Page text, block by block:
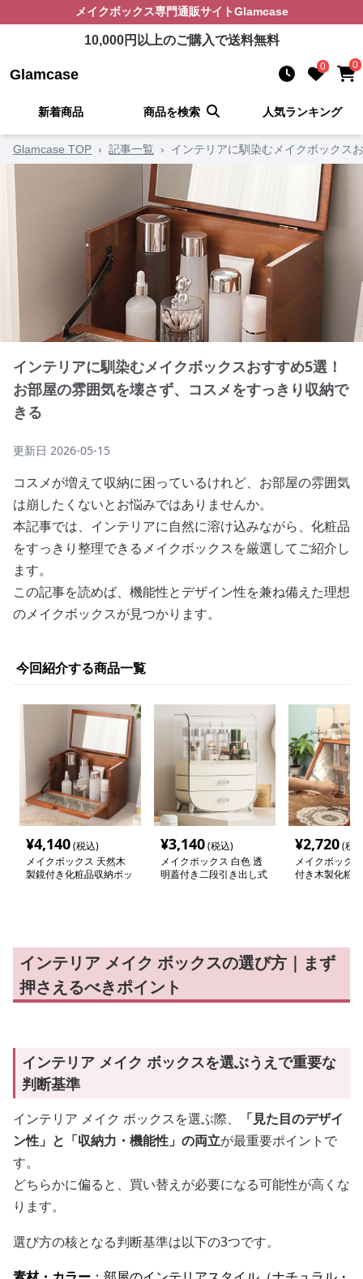
メイクボックス専門通販サイトGlamcase
10,000円以上のご購入で送料無料
Glamcase 0 0
新着商品 商品を検索 人気ランキング
Glamcase TOP › 記事一覧 › インテリアに馴染むメイクボックス
インテリアに馴染むメイクボックスおすすめ5選！
お部屋の雰囲気を壊さず、コスメをすっきり収納で
きる
更新日 2026-05-15
コスメが増えて収納に困っているけれど、お部屋の雰囲気
は崩したくないとお悩みではありませんか。
本記事では、インテリアに自然に溶け込みながら、化粧品
をすっきり整理できるメイクボックスを厳選してご紹介し
ます。
この記事を読めば、機能性とデザイン性を兼ね備えた理想
のメイクボックスが見つかります。
今回紹介する商品一覧
¥4,140(税込)
メイクボックス 天然木
製鏡付き化粧品収納ボッ
¥3,140(税込)
メイクボックス 白色 透
明蓋付き二段引き出し式
¥2,720(税
メイクボック
付き木製化粧
インテリア メイク ボックスの選び方｜まず
押さえるべきポイント
インテリア メイク ボックスを選ぶうえで重要な
判断基準
インテリア メイク ボックスを選ぶ際、
「見た目のデザイ
ン性」と「収納力・機能性」の両立が最重要ポイントで
す。
どちらかに偏ると、買い替えが必要になる可能性が高くな
ります。
選び方の核となる判断基準は以下の3つです。